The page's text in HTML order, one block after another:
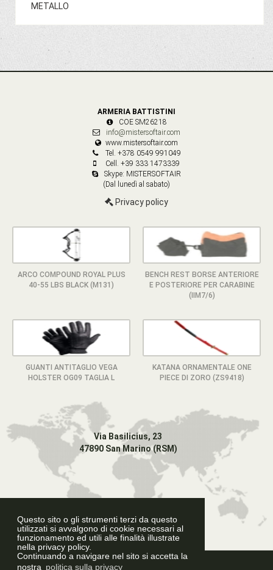
Questo sito o gli strumenti terzi da questo
utilizzati si avvalgono di cookie necessari al
funzionamento ed utili alle finalità illustrate
nella privacy policy.
Continuando a navigare nel sito si accetta la
nostra politica sulla privacy
METALLO
ARMERIA BATTISTINI
COE SM26218
info@mistersoftair.com
www.mistersoftair.com
Tel. +378 0549 991049
Cell. +39 333 1473339
Skype: MISTERSOFTAIR
(Dal lunedì al sabato)
Privacy policy
ARCO COMPOUND ROYAL PLUS
40-55 LBS BLACK (M131)
BENCH REST BORSE ANTERIORE
E POSTERIORE PER CARABINE
(IIM7/6)
GUANTI ANTITAGLIO VEGA
HOLSTER OG09 TAGLIA L
KATANA ORNAMENTALE ONE
PIECE DI ZORO (ZS9418)
Via Basilicius, 23
47890 San Marino (RSM)
Graphic Design